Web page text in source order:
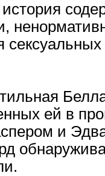
ей в
и